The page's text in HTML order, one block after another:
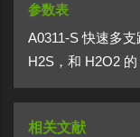
参数表
A0311-S 快速多
H2S，和 H2O2
相关文献